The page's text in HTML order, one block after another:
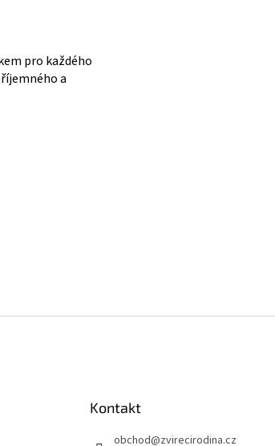
pro každého
a
Kontakt
obchod@zvirecirodina.cz